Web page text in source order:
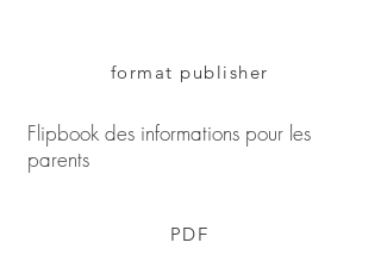
format publisher
Flipbook des informations pour les
parents
PDF